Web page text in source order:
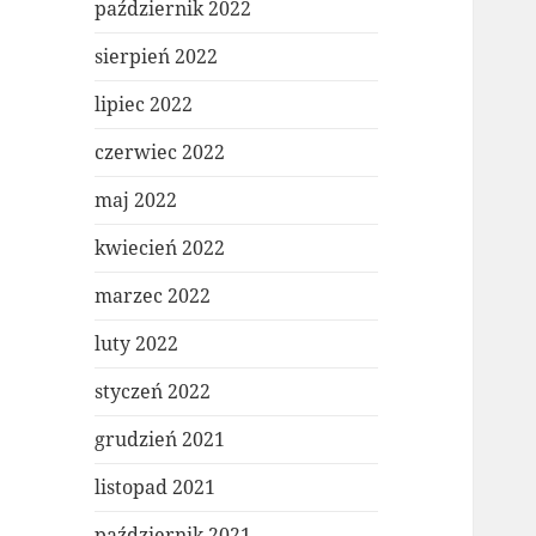
październik 2022
sierpień 2022
lipiec 2022
czerwiec 2022
maj 2022
kwiecień 2022
marzec 2022
luty 2022
styczeń 2022
grudzień 2021
listopad 2021